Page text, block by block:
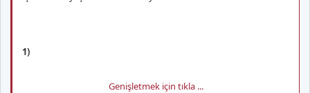
1)
Genişletmek için tıkla ...